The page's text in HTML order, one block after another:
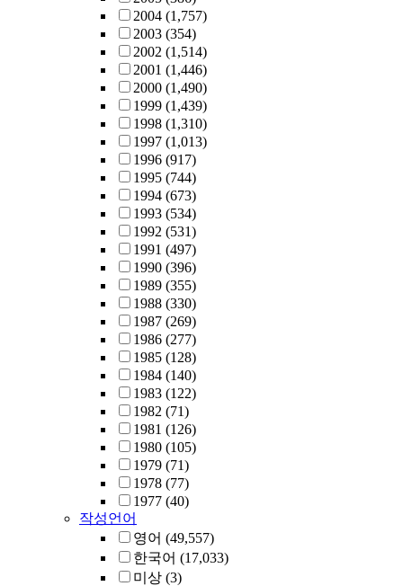
2004 (1,757)
2003 (354)
2002 (1,514)
2001 (1,446)
2000 (1,490)
1999 (1,439)
1998 (1,310)
1997 (1,013)
1996 (917)
1995 (744)
1994 (673)
1993 (534)
1992 (531)
1991 (497)
1990 (396)
1989 (355)
1988 (330)
1987 (269)
1986 (277)
1985 (128)
1984 (140)
1983 (122)
1982 (71)
1981 (126)
1980 (105)
1979 (71)
1978 (77)
1977 (40)
작성언어
영어 (49,557)
한국어 (17,033)
미상 (3)